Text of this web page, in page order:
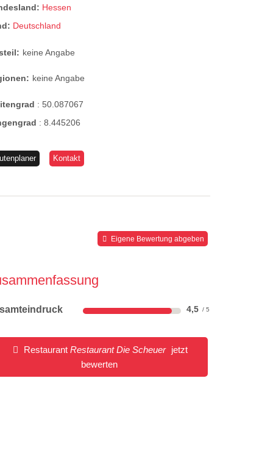
Hessen
Deutschland
keine Angabe
keine Angabe
:50.087067
:8.445206
Kontakt
Eigene Bewertung abgeben
4,5
Restaurant Restaurant Die Scheuer jetzt
bewerten